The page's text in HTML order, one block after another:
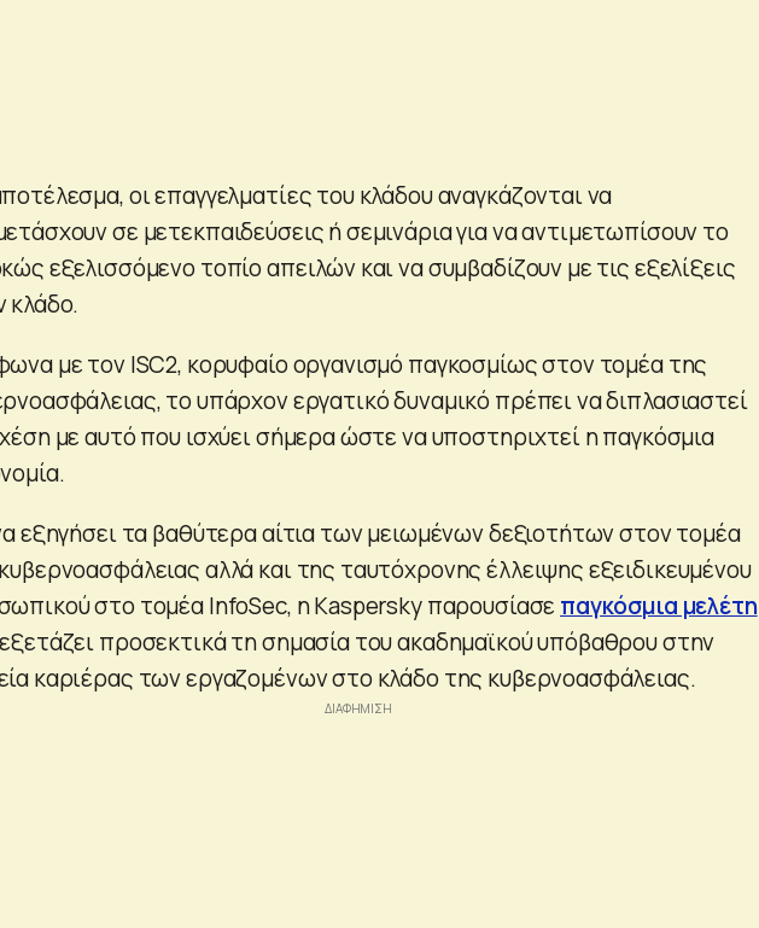
οι επαγγελματίες του κλάδου αναγκάζονται να
σε μετεκπαιδεύσεις ή σεμινάρια για να αντιμετωπίσουν το
εξελισσόμενο τοπίο απειλών και να συμβαδίζουν με τις εξελίξεις
κλάδο.
με τον ISC2, κορυφαίο οργανισμό παγκοσμίως στον τομέα της
το υπάρχον εργατικό δυναμικό πρέπει να διπλασιαστεί
με αυτό που ισχύει σήμερα ώστε να υποστηριχτεί η παγκόσμια
εξηγήσει τα βαθύτερα αίτια των μειωμένων δεξιοτήτων στον τομέα
αλλά και της ταυτόχρονης έλλειψης εξειδικευμένου
στο τομέα InfoSec, η Kaspersky παρουσίασε παγκόσμια μελέτη
προσεκτικά τη σημασία του ακαδημαϊκού υπόβαθρου στην
καριέρας των εργαζομένων στο κλάδο της κυβερνοασφάλειας.